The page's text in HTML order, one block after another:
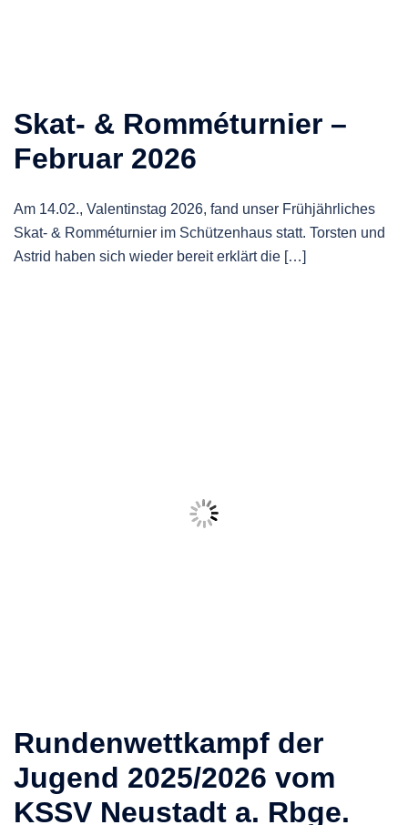
Skat- & Romméturnier –
Februar 2026
Am 14.02., Valentinstag 2026, fand unser Frühjährliches
Skat- & Romméturnier im Schützenhaus statt. Torsten und
Astrid haben sich wieder bereit erklärt die […]
Rundenwettkampf der
Jugend 2025/2026 vom
KSSV Neustadt a. Rbge.